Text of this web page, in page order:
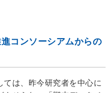
コンソーシアムからの
ては、昨今研究者を中心に